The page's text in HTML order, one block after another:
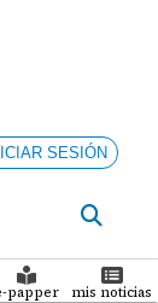
SESIÓN
papper mis noticias